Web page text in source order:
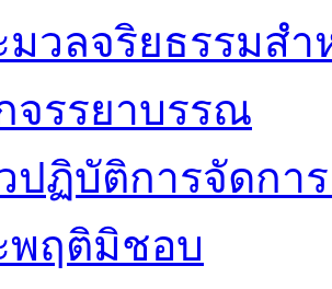
มวลจริยธรรมส
จรรยาบรรณ
ปฏิบัติการจัดการ
พฤติมิชอบ